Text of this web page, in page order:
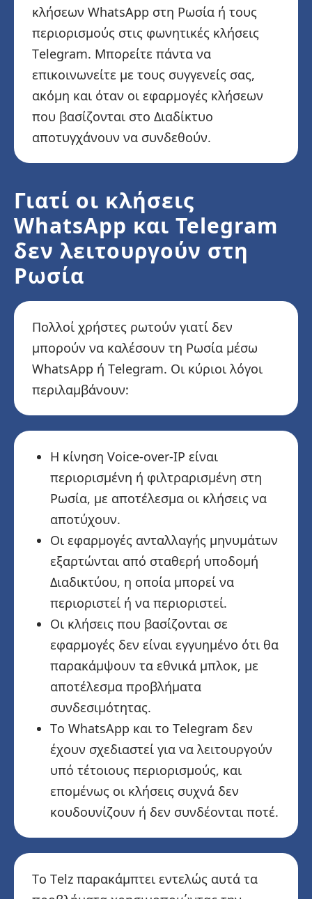
κλήσεων WhatsApp στη Ρωσία ή τους
περιορισμούς στις φωνητικές κλήσεις
Telegram. Μπορείτε πάντα να
επικοινωνείτε με τους συγγενείς σας,
ακόμη και όταν οι εφαρμογές κλήσεων
που βασίζονται στο Διαδίκτυο
αποτυγχάνουν να συνδεθούν.
Γιατί οι κλήσεις
WhatsApp και Telegram
δεν λειτουργούν στη
Ρωσία
Πολλοί χρήστες ρωτούν γιατί δεν
μπορούν να καλέσουν τη Ρωσία μέσω
WhatsApp ή Telegram. Οι κύριοι λόγοι
περιλαμβάνουν:
Η κίνηση Voice-over-IP είναι
περιορισμένη ή φιλτραρισμένη στη
Ρωσία, με αποτέλεσμα οι κλήσεις να
αποτύχουν.
Οι εφαρμογές ανταλλαγής μηνυμάτων
εξαρτώνται από σταθερή υποδομή
Διαδικτύου, η οποία μπορεί να
περιοριστεί ή να περιοριστεί.
Οι κλήσεις που βασίζονται σε
εφαρμογές δεν είναι εγγυημένο ότι θα
παρακάμψουν τα εθνικά μπλοκ, με
αποτέλεσμα προβλήματα
συνδεσιμότητας.
Το WhatsApp και το Telegram δεν
έχουν σχεδιαστεί για να λειτουργούν
υπό τέτοιους περιορισμούς, και
επομένως οι κλήσεις συχνά δεν
κουδουνίζουν ή δεν συνδέονται ποτέ.
Το Telz παρακάμπτει εντελώς αυτά τα